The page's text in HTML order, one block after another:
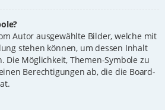
Autor ausgewählte Bilder, welche mit
stehen können, um dessen Inhalt
Die Möglichkeit, Themen-Symbole zu
Berechtigungen ab, die die Board-